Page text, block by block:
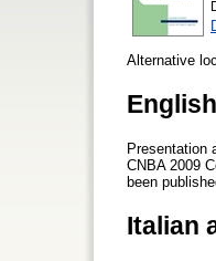
Alternative
Presentation
CNBA 2009
been
Italian